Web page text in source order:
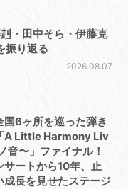
・田中そら・伊藤克
振り返る
2026.08.07
国6ヶ所を巡った弾き
A Little Harmony Liv
音〜」ファイナル！
サートから10年、止
成長を見せたステージ